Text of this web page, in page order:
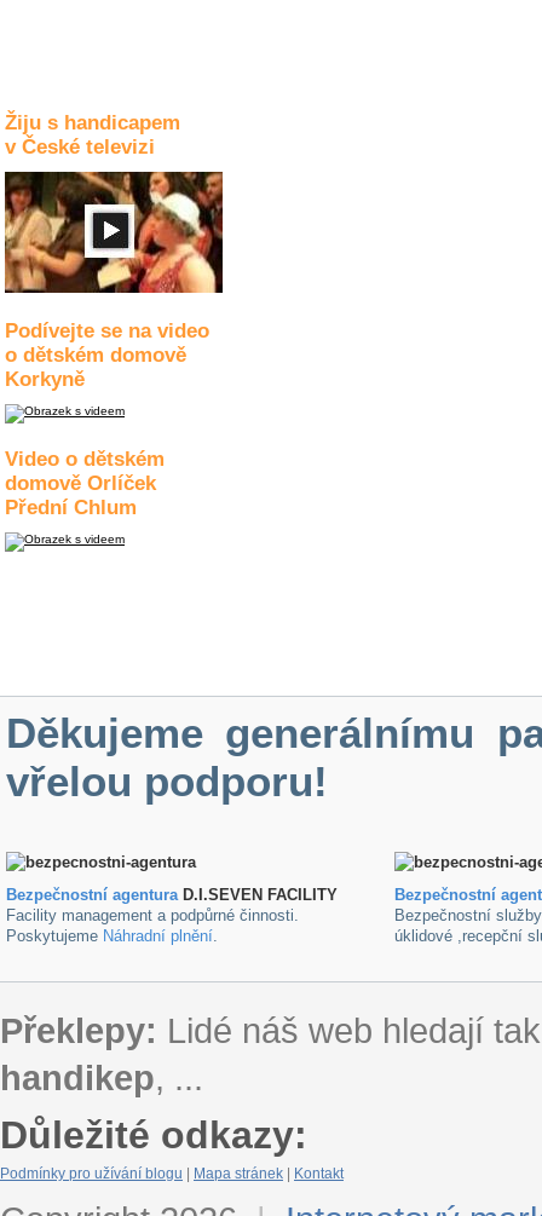
Žiju s handicapem
v České televizi
Podívejte se na video
o dětském domově
Korkyně
Video o dětském
domově Orlíček
Přední Chlum
Děkujeme generálnímu
vřelou podporu!
Bezpečnostní agenturaD.I.SEVEN FACILITY
Facility management a podpůrné činnosti.
Poskytujeme Náhradní plnění.
Bezpečnostní
Bezpečnostní
úklidové ,recepční
Překlepy: Lidé náš web hledají
handikep, ...
Důležité odkazy:
Podmínky pro užívání blogu Mapa stránek Kontakt